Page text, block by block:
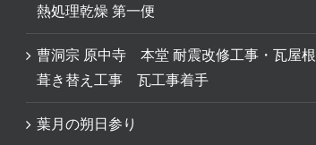
熱処理乾燥 第一便
曹洞宗 原中寺 本堂 耐震改修工事・瓦屋根
葺き替え工事 瓦工事着手
葉月の朔日参り